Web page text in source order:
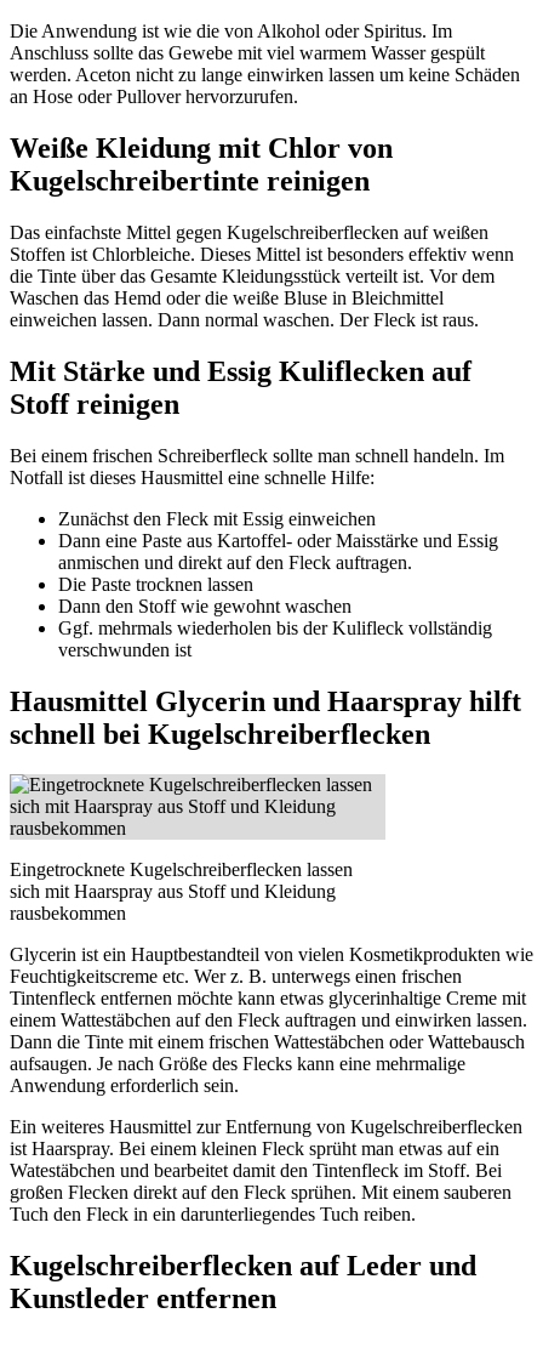
Die Anwendung ist wie die von Alkohol oder Spiritus. Im
Anschluss sollte das Gewebe mit viel warmem Wasser gespült
werden. Aceton nicht zu lange einwirken lassen um keine Schäden
an Hose oder Pullover hervorzurufen.
Weiße Kleidung mit Chlor von
Kugelschreibertinte reinigen
Das einfachste Mittel gegen Kugelschreiberflecken auf weißen
Stoffen ist Chlorbleiche. Dieses Mittel ist besonders effektiv wenn
die Tinte über das Gesamte Kleidungsstück verteilt ist. Vor dem
Waschen das Hemd oder die weiße Bluse in Bleichmittel
einweichen lassen. Dann normal waschen. Der Fleck ist raus.
Mit Stärke und Essig Kuliflecken auf
Stoff reinigen
Bei einem frischen Schreiberfleck sollte man schnell handeln. Im
Notfall ist dieses Hausmittel eine schnelle Hilfe:
Zunächst den Fleck mit Essig einweichen
Dann eine Paste aus Kartoffel- oder Maisstärke und Essig
anmischen und direkt auf den Fleck auftragen.
Die Paste trocknen lassen
Dann den Stoff wie gewohnt waschen
Ggf. mehrmals wiederholen bis der Kulifleck vollständig
verschwunden ist
Hausmittel Glycerin und Haarspray hilft
schnell bei Kugelschreiberflecken
Eingetrocknete Kugelschreiberflecken lassen
sich mit Haarspray aus Stoff und Kleidung
rausbekommen
Glycerin ist ein Hauptbestandteil von vielen Kosmetikprodukten wie
Feuchtigkeitscreme etc. Wer z. B. unterwegs einen frischen
Tintenfleck entfernen möchte kann etwas glycerinhaltige Creme mit
einem Wattestäbchen auf den Fleck auftragen und einwirken lassen.
Dann die Tinte mit einem frischen Wattestäbchen oder Wattebausch
aufsaugen. Je nach Größe des Flecks kann eine mehrmalige
Anwendung erforderlich sein.
Ein weiteres Hausmittel zur Entfernung von Kugelschreiberflecken
ist Haarspray. Bei einem kleinen Fleck sprüht man etwas auf ein
Watestäbchen und bearbeitet damit den Tintenfleck im Stoff. Bei
großen Flecken direkt auf den Fleck sprühen. Mit einem sauberen
Tuch den Fleck in ein darunterliegendes Tuch reiben.
Kugelschreiberflecken auf Leder und
Kunstleder entfernen